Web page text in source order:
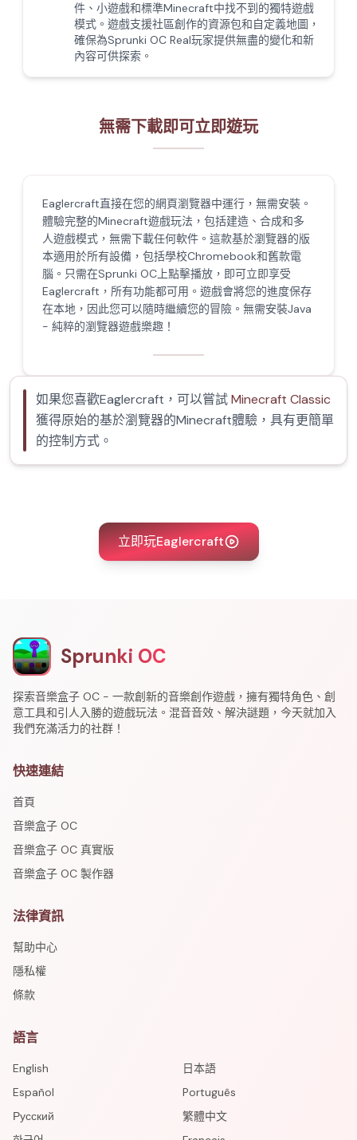
件、小遊戲和標準Minecraft中找不到的獨特遊戲
模式。遊戲支援社區創作的資源包和自定義地圖，
確保為Sprunki OC Real玩家提供無盡的變化和新
內容可供探索。
無需下載即可立即遊玩
Eaglercraft直接在您的網頁瀏覽器中運行，無需安裝。
體驗完整的Minecraft遊戲玩法，包括建造、合成和多
人遊戲模式，無需下載任何軟件。這款基於瀏覽器的版
本適用於所有設備，包括學校Chromebook和舊款電
腦。只需在Sprunki OC上點擊播放，即可立即享受
Eaglercraft，所有功能都可用。遊戲會將您的進度保存
在本地，因此您可以隨時繼續您的冒險。無需安裝Java
- 純粹的瀏覽器遊戲樂趣！
如果您喜歡Eaglercraft，可以嘗試Minecraft Classic
獲得原始的基於瀏覽器的Minecraft體驗，具有更簡單
的控制方式。
立即玩Eaglercraft
Sprunki OC
探索音樂盒子 OC - 一款創新的音樂創作遊戲，擁有獨特角色、創
意工具和引人入勝的遊戲玩法。混音音效、解決謎題，今天就加入
我們充滿活力的社群！
快速連結
首頁
音樂盒子 OC
音樂盒子 OC 真實版
音樂盒子 OC 製作器
法律資訊
幫助中心
隱私權
條款
語言
English
日本語
Español
Português
Русский
繁體中文